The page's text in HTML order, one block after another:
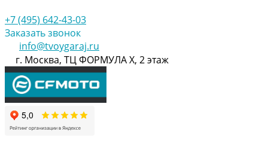
+7 (495) 642-43-03
Заказать звонок
info@tvoygaraj.ru
г. Москва, ТЦ ФОРМУЛА Х, 2 этаж